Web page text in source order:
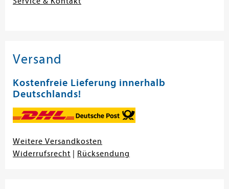
Versand
Kostenfreie Lieferung innerhalb
Deutschlands!
Weitere Versandkosten
Widerrufsrecht
Rücksendung